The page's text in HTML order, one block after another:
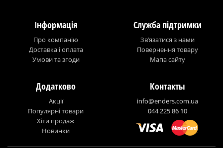
Інформація
Про компанію
Доставка і оплата
Умови та згоди
Служба підтримки
Зв’язатися з нами
Повернення товару
Мапа сайту
Додатково
Акції
Популярні товари
Хіти продаж
Новинки
Контакты
info@enders.com.ua
044 225 86 10